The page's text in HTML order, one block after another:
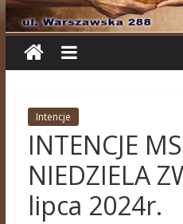
Intencje
INTENCJE
NIEDZIELA
lipca 2024r.